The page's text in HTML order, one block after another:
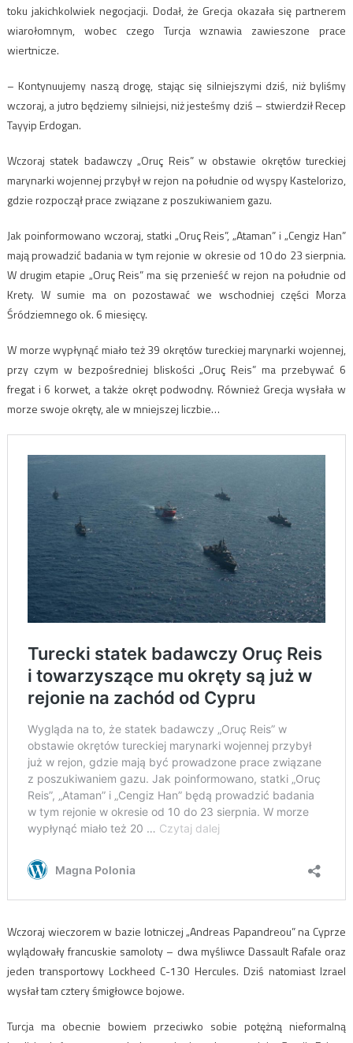
toku jakichkolwiek negocjacji. Dodał, że Grecja okazała się partnerem
wiarołomnym, wobec czego Turcja wznawia zawieszone prace
wiertnicze.
– Kontynuujemy naszą drogę, stając się silniejszymi dziś, niż byliśmy
wczoraj, a jutro będziemy silniejsi, niż jesteśmy dziś – stwierdził Recep
Tayyip Erdogan.
Wczoraj statek badawczy „Oruç Reis” w obstawie okrętów tureckiej
marynarki wojennej przybył w rejon na południe od wyspy Kastelorizo,
gdzie rozpoczął prace związane z poszukiwaniem gazu.
Jak poinformowano wczoraj, statki „Oruç Reis”, „Ataman” i „Cengiz Han”
mają prowadzić badania w tym rejonie w okresie od 10 do 23 sierpnia.
W drugim etapie „Oruç Reis” ma się przenieść w rejon na południe od
Krety. W sumie ma on pozostawać we wschodniej części Morza
Śródziemnego ok. 6 miesięcy.
W morze wypłynąć miało też 39 okrętów tureckiej marynarki wojennej,
przy czym w bezpośredniej bliskości „Oruç Reis” ma przebywać 6
fregat i 6 korwet, a także okręt podwodny. Również Grecja wysłała w
morze swoje okręty, ale w mniejszej liczbie…
Wczoraj wieczorem w bazie lotniczej „Andreas Papandreou” na Cyprze
wylądowały francuskie samoloty – dwa myśliwce Dassault Rafale oraz
jeden transportowy Lockheed C-130 Hercules. Dziś natomiast Izrael
wysłał tam cztery śmigłowce bojowe.
Turcja ma obecnie bowiem przeciwko sobie potężną nieformalną